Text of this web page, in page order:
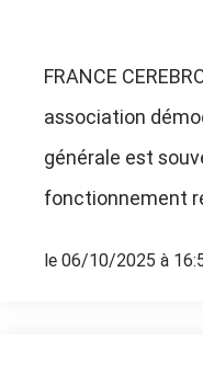
FRANCE
association
générale est
fonctionnement
le 06/10/2025 à